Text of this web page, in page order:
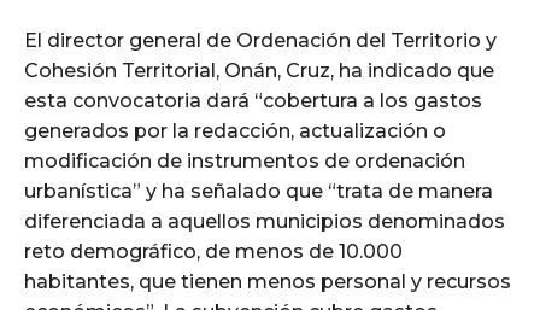
El director general de Ordenación del Territorio y
Cohesión Territorial, Onán, Cruz, ha indicado que
esta convocatoria dará “cobertura a los gastos
generados por la redacción, actualización o
modificación de instrumentos de ordenación
urbanística” y ha señalado que “trata de manera
diferenciada a aquellos municipios denominados
reto demográfico, de menos de 10.000
habitantes, que tienen menos personal y recursos